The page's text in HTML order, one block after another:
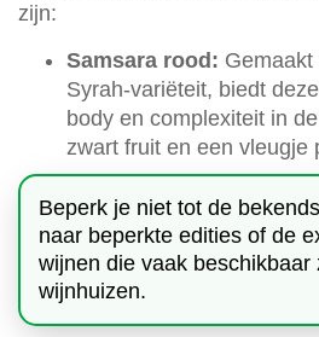
zijn:
Samsara rood:
Syrah-variëteit, biedt
body en complexiteit in
zwart fruit en een vleugje
Beperk je niet tot de
naar beperkte edities of de
wijnen die vaak beschikbaar
wijnhuizen.